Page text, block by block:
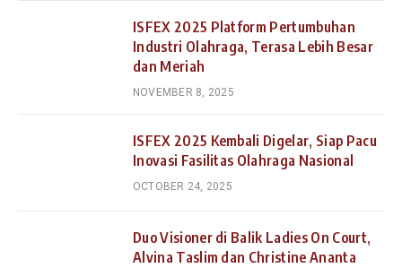
ISFEX 2025 Platform Pertumbuhan
Industri Olahraga, Terasa Lebih Besar
dan Meriah
NOVEMBER 8, 2025
ISFEX 2025 Kembali Digelar, Siap Pacu
Inovasi Fasilitas Olahraga Nasional
OCTOBER 24, 2025
Duo Visioner di Balik Ladies On Court,
Alvina Taslim dan Christine Ananta